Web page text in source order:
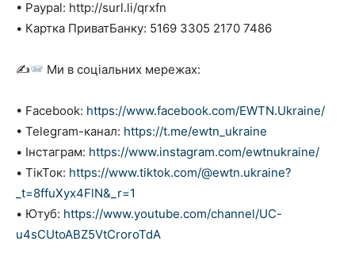
• Paypal: http://surl.li/qrxfn
• Картка ПриватБанку: 5169 3305 2170 7486
✍ Ми в соціальних мережах:
• Facebook: https://www.facebook.com/EWTN.Ukraine/
• Telegram-канал: https://t.me/ewtn_ukraine
• Інстаграм: https://www.instagram.com/ewtnukraine/
• ТікТок: https://www.tiktok.com/@ewtn.ukraine?
_t=8ffuXyx4FlN&_r=1
• Ютуб: https://www.youtube.com/channel/UC-
u4sCUtoABZ5VtCroroTdA